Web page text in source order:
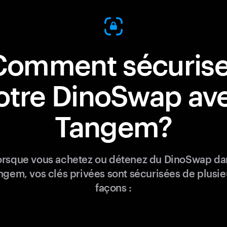
DinoSwap
Tangem?
vous achetez ou détenez du DinoSwap
vos clés privées sont sécurisées de
façons :